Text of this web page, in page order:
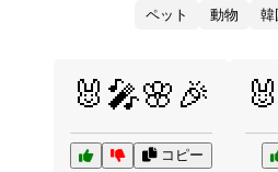
韓国アイドル 動物を絵文
ペット 動物 韓
🐰🎤🌸🎉
コピー